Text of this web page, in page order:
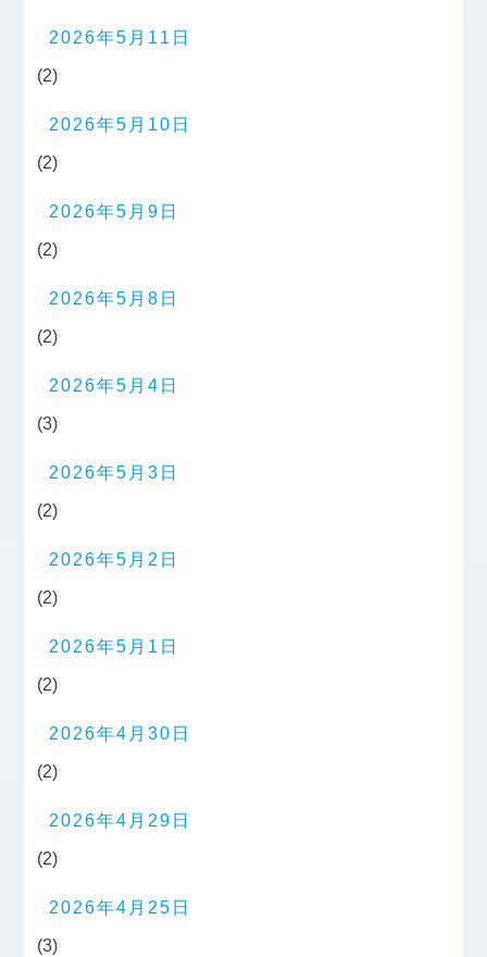
2026年5月11日
(2)
2026年5月10日
(2)
2026年5月9日
(2)
2026年5月8日
(2)
2026年5月4日
(3)
2026年5月3日
(2)
2026年5月2日
(2)
2026年5月1日
(2)
2026年4月30日
(2)
2026年4月29日
(2)
2026年4月25日
(3)